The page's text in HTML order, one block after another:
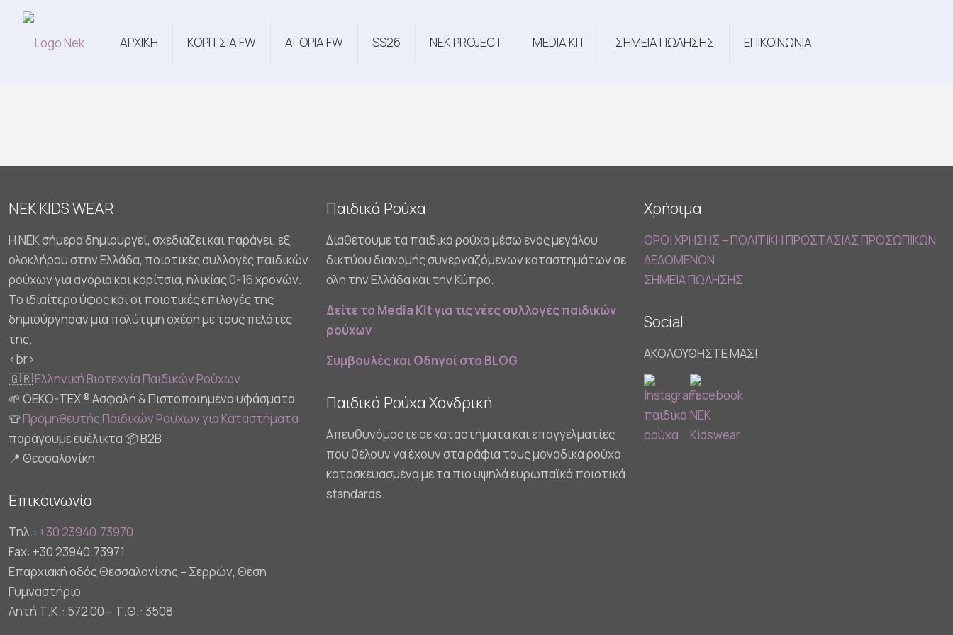
ΑΡΧΙΚΗ ΚΟΡΙΤΣΙΑ FW ΑΓΟΡΙΑ FW SS26 NEK PROJECT MEDIA KIT ΣΗΜΕΙΑ ΠΩΛΗΣΗΣ ΕΠΙΚΟΙΝΩΝΙΑ
NEK KIDS WEAR
Η NEK σήμερα δημιουργεί, σχεδιάζει και παράγει, εξ
ολοκλήρου στην Ελλάδα, ποιοτικές συλλογές παιδικών
ρούχων για αγόρια και κορίτσια, ηλικίας 0-16 χρονών.
Το ιδιαίτερο ύφος και οι ποιοτικές επιλογές της
δημιούργησαν μια πολύτιμη σχέση με τους πελάτες
της.
<br>
🇬🇷Ελληνική Βιοτεχνία Παιδικών Ρούχων
🌱 OEKO-TEX ® Ασφαλή & Πιστοποιημένα υφάσματα
👕Προμηθευτής Παιδικών Ρούχων για Καταστήματα
παράγουμε ευέλικτα 📦 B2B
📍 Θεσσαλονίκη
Επικοινωνία
Τηλ.: +30 23940.73970
Fax: +30 23940.73971
Επαρχιακή οδός Θεσσαλονίκης – Σερρών, Θέση
Γυμναστήριο
Λητή Τ.Κ.: 572 00 – Τ.Θ.: 3508
Παιδικά Ρούχα
Διαθέτουμε τα παιδικά ρούχα μέσω ενός μεγάλου
δικτύου διανομής συνεργαζόμενων καταστημάτων σε
όλη την Ελλάδα και την Κύπρο.
Δείτε το Media Kit για τις νέες συλλογές παιδικών
ρούχων
Συμβουλές και Οδηγοί στο BLOG
Παιδικά Ρούχα Χονδρική
Απευθυνόμαστε σε καταστήματα και επαγγελματίες
που θέλουν να έχουν στα ράφια τους μοναδικά ρούχα
κατασκευασμένα με τα πιο υψηλά ευρωπαϊκά ποιοτικά
standards.
Χρήσιμα
ΟΡΟΙ ΧΡΗΣΗΣ – ΠΟΛΙΤΙΚΗ ΠΡΟΣΤΑΣΙΑΣ ΠΡΟΣΩΠΙΚΩΝ
ΔΕΔΟΜΕΝΩΝ
ΣΗΜΕΙΑ ΠΩΛΗΣΗΣ
Social
ΑΚΟΛΟΥΘΗΣΤΕ ΜΑΣ!